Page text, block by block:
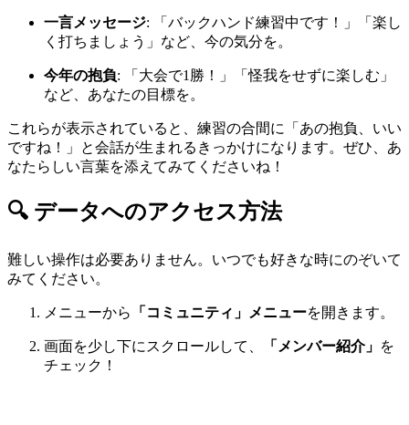
一言メッセージ: 「バックハンド練習中です！」「楽し
く打ちましょう」など、今の気分を。
今年の抱負: 「大会で1勝！」「怪我をせずに楽しむ」
など、あなたの目標を。
これらが表示されていると、練習の合間に「あの抱負、いい
ですね！」と会話が生まれるきっかけになります。ぜひ、あ
なたらしい言葉を添えてみてくださいね！
🔍 データへのアクセス方法
難しい操作は必要ありません。いつでも好きな時にのぞいて
みてください。
メニューから 「コミュニティ」メニューを開きます。
画面を少し下にスクロールして、 「メンバー紹介」 を
チェック！